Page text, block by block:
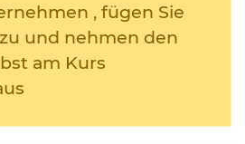
, fügen Sie
und nehmen den
am Kurs